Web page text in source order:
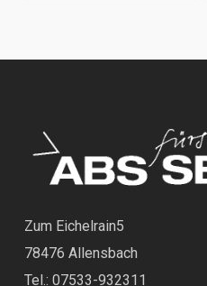
Zum Eichelrain5
78476 Allensbach
Tel.: 07533-932311